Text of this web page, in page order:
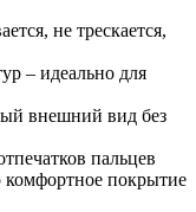
не трескается,
– идеально для
внешний вид без
пальцев
комфортное покрытие